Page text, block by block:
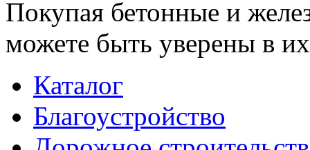
Покупая бетонные и
можете быть уверены в их
Каталог
Благоустройство